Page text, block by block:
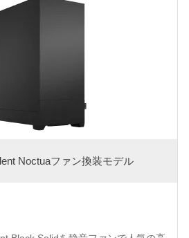
Noctuaファン換装モデル